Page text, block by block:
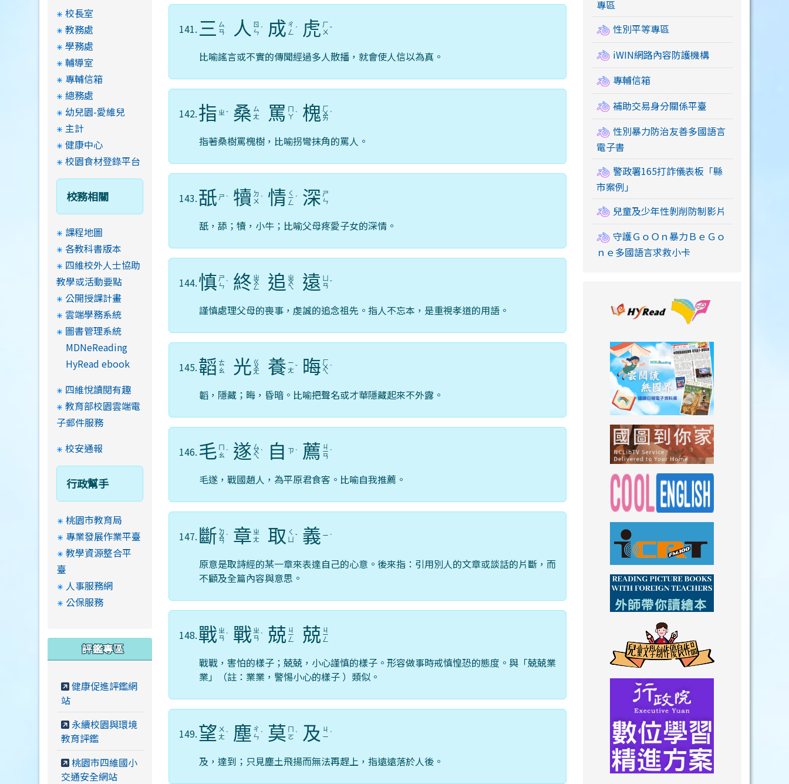
141. 三 ㄙ
ㄢ
人 ㄖ
ㄣ ˊ 成 ㄔ
ㄥ ˊ 虎 ㄏ
ㄨ ˇ
比喻謠言或不實的傳聞經過多人散播，就會使人信以為真。
142.指 ㄓ ˇ 桑 ㄙ
ㄤ
罵 ㄇ
ㄚ ˋ 槐 ㄏ
ㄨ
ㄞ
ˊ
指著桑樹罵槐樹，比喻拐彎抹角的罵人。
143.舐 ㄕ ˋ 犢 ㄉ
ㄨ ˊ 情 ㄑ
ㄧ
ㄥ
ˊ 深 ㄕ
ㄣ
舐，舔；犢，小牛；比喻父母疼愛子女的深情。
144.慎 ㄕ
ㄣ ˋ 終 ㄓ
ㄨ
ㄥ 追 ㄓ
ㄨ
ㄟ 遠 ㄢ ˇ
謹慎處理父母的喪事，虔誠的追念祖先。指人不忘本，是重視孝道的用語。
145.韜 ㄊ
ㄠ
光 ㄍ
ㄨ
ㄤ 養 ㄧ
ㄤ ˇ 晦 ㄏ
ㄨ
ㄟ
ˋ
韜，隱藏；晦，昏暗。比喻把聲名或才華隱藏起來不外露。
146. 毛 ㄇ
ㄠ ˊ 遂 ㄙ
ㄨ
ㄟ
ˋ 自 ㄗ ˋ 薦 ㄐ
ㄧ
ㄢ
ˋ
毛遂，戰國趙人，為平原君食客。比喻自我推薦。
147. 斷 ㄉ
ㄨ
ㄢ
ˋ 章 ㄓ
ㄤ
取 ㄑ
ˇ 義 ㄧ ˋ
原意是取詩經的某一章來表達自己的心意。後來指：引用別人的文章或談話的片斷，而
不顧及全篇內容與意思。
148.戰 ㄓ
ㄢ ˋ 戰 ㄓ
ㄢ ˋ 兢 ㄐ
ㄧ
ㄥ 兢 ㄐ
ㄧ
ㄥ
戰戰，害怕的樣子；兢兢，小心謹慎的樣子。形容做事時戒慎惶恐的態度。與「兢兢業
業」（註：業業，警惕小心的樣子 ）類似。
149.望 ㄨ
ㄤ ˋ 塵 ㄔ
ㄣ ˊ 莫 ㄇ
ㄛ ˋ 及 ㄐ
ㄧ ˊ
及，達到；只見塵土飛揚而無法再趕上，指遠遠落於人後。
校長室
教務處
學務處
輔導室
專輔信箱
總務處
幼兒園-愛維兒
主計
健康中心
校園食材登錄平台
校務相關
課程地圖
各教科書版本
四維校外人士協助
教學或活動要點
公開授課計畫
雲端學務系統
圖書管理系統
MDNeReading
HyRead ebook
四維悅讀閱有趣
教育部校園雲端電
子郵件服務
校安通報
行政幫手
桃園市教育局
專業發展作業平臺
教學資源整合平
臺
人事服務網
公保服務
評鑑專區
健康促進評鑑網
站
永續校園與環境
教育評鑑
桃園市四維國小
交通安全網站
專區
性別平等專區
iWIN網路內容防護機構
專輔信箱
補助交易身分關係平臺
性別暴力防治友善多國語言
電子書
警政署165打詐儀表板「縣
市案例」
兒童及少年性剝削防制影片
守護ＧｏＯｎ暴力ＢｅＧｏ
ｎｅ多國語言求救小卡
link to https://
link to https://
link to http://www.icrt.com.tw/
link to https://www.youtube.com/